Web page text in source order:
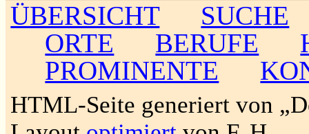
ÜBERSICHT
SUCHE
ORTE
BERUFE
PROMINENTE
HTML-Seite generiert von